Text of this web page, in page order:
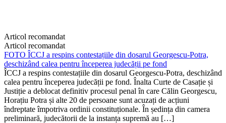
Articol recomandat
Articol recomandat
FOTO ÎCCJ a respins contestațiile din dosarul Georgescu-Potra,
deschizând calea pentru începerea judecății pe fond
ÎCCJ a respins contestațiile din dosarul Georgescu-Potra, deschizând
calea pentru începerea judecății pe fond. Înalta Curte de Casație și
Justiție a deblocat definitiv procesul penal în care Călin Georgescu,
Horațiu Potra și alte 20 de persoane sunt acuzați de acțiuni
îndreptate împotriva ordinii constituționale. În ședința din camera
preliminară, judecătorii de la instanța supremă au […]